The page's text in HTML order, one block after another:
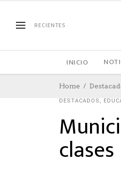
RECIENTES
INICIO
Home
DESTACADOS ,
clases